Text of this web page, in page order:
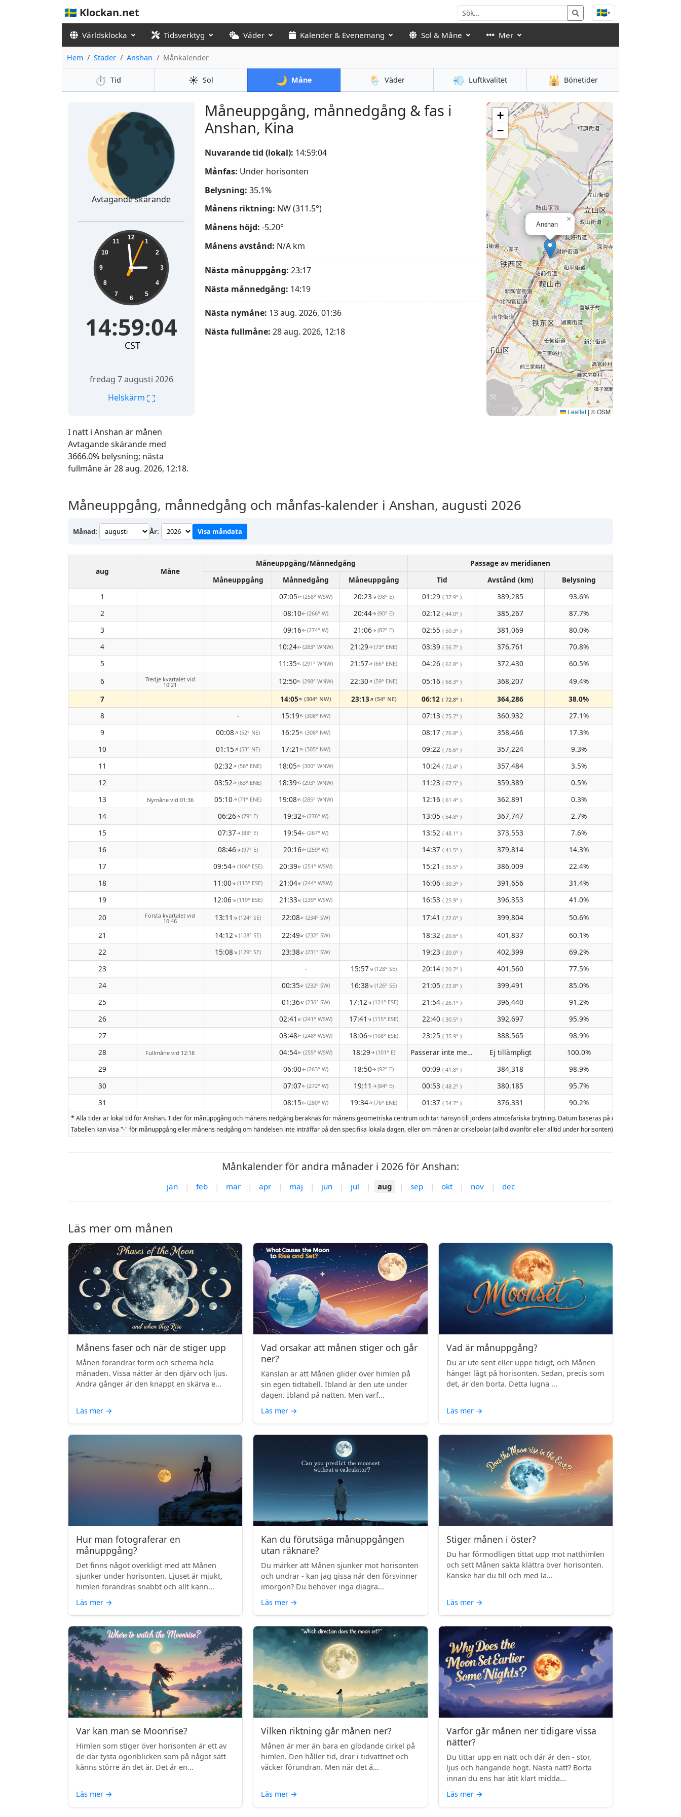
🇸🇪 Klockan.net 🇸🇪▾
Världsklocka Tidsverktyg Väder Kalender & Evenemang Sol & Måne Mer
Hem Städer Anshan Månkalender
⏱️ Tid ☀️ Sol 🌙 Måne 🌦️ Väder 💨 Luftkvalitet 🕌 Bönetider
Måneuppgång, månnedgång & fas i
Anshan, Kina
I natt i Anshan är månen
Avtagande skärande med
3666.0% belysning; nästa
fullmåne är 28 aug. 2026, 12:18.
🌘
Avtagande skärande
14:59:05 12
1
2
3
4
5
6
7
8
9
10
11
14:59:05
CST
fredag 7 augusti 2026
Helskärm ⛶
Nuvarande tid (lokal): 14:59:05
Månfas: Under horisonten
Belysning: 35.1%
Månens riktning: NW (311.5°)
Månens höjd: -5.20°
Månens avstånd: N/A km
Nästa månuppgång: 23:17
Nästa månnedgång: 14:19
Nästa nymåne: 13 aug. 2026, 01:36
Nästa fullmåne: 28 aug. 2026, 12:18
Anshan
×
+
−
Leaflet | © OSM
Måneuppgång, månnedgång och månfas-kalender i Anshan, augusti 2026
Månad: År: Visa måndata
aug Måne
Måneuppgång/Månnedgång
Passage av meridianen
Måneuppgång
Månnedgång Måneuppgång Tid Avstånd (km)
Belysning
1
07:05↑(258° WSW) 20:23↑(98° E) 01:29 ( 37.9° ) 389,285
93.6%
2
08:10↑(266° W) 20:44↑ (90° E) 02:12 ( 44.0° ) 385,267
87.7%
3
09:16↑(274° W) 21:06↑(82° E) 02:55 ( 50.3° ) 381,069
80.0%
4
10:24↑(283° WNW) 21:29↑(73° ENE) 03:39 ( 56.7° ) 376,761
70.8%
5
11:35↑(291° WNW) 21:57↑(66° ENE) 04:26 ( 62.8° ) 372,430
60.5%
6
Tredje kvartalet vid
10:21 12:50↑(298° WNW) 22:30↑(59° ENE) 05:16 ( 68.3° ) 368,207
49.4%
7
14:05↑(304° NW) 23:13↑(54° NE) 06:12 ( 72.8° ) 364,286
38.0%
8
- 15:19↑(308° NW) 07:13 ( 75.7° ) 360,932
27.1%
9
00:08↑(52° NE) 16:25↑(308° NW) 08:17 ( 76.8° ) 358,466
17.3%
10
01:15↑(53° NE) 17:21↑(305° NW) 09:22 ( 75.6° ) 357,224
9.3%
11
02:32↑(56° ENE) 18:05↑(300° WNW) 10:24 ( 72.4° ) 357,484
3.5%
12
03:52↑(63° ENE) 18:39↑(293° WNW) 11:23 ( 67.5° ) 359,389
0.5%
13
Nymåne vid 01:36 05:10↑(71° ENE) 19:08↑(285° WNW) 12:16 ( 61.4° ) 362,891
0.3%
14
06:26↑(79° E) 19:32↑(276° W) 13:05 ( 54.8° ) 367,747
2.7%
15
07:37↑(88° E) 19:54↑(267° W) 13:52 ( 48.1° ) 373,553
7.6%
16
08:46↑(97° E) 20:16↑(259° W) 14:37 ( 41.5° ) 379,814
14.3%
17
09:54↑(106° ESE) 20:39↑(251° WSW) 15:21 ( 35.5° ) 386,009
22.4%
18
11:00↑(113° ESE) 21:04↑(244° WSW) 16:06 ( 30.3° ) 391,656
31.4%
19
12:06↑(119° ESE) 21:33↑(239° WSW) 16:53 ( 25.9° ) 396,353
41.0%
20
Första kvartalet vid
10:46 13:11↑(124° SE) 22:08↑(234° SW) 17:41 ( 22.6° ) 399,804
50.6%
21
14:12↑(128° SE) 22:49↑(232° SW) 18:32 ( 20.6° ) 401,837
60.1%
22
15:08↑(129° SE) 23:38↑(231° SW) 19:23 ( 20.0° ) 402,399
69.2%
23
- 15:57↑(128° SE) 20:14 ( 20.7° ) 401,560
77.5%
24
00:35↑(232° SW) 16:38↑(126° SE) 21:05 ( 22.8° ) 399,491
85.0%
25
01:36↑(236° SW) 17:12↑(121° ESE) 21:54 ( 26.1° ) 396,440
91.2%
26
02:41 ↑(241° WSW) 17:41 ↑(115° ESE) 22:40 ( 30.5° ) 392,697
95.9%
27
03:48↑(248° WSW) 18:06↑(108° ESE) 23:25 ( 35.9° ) 388,565
98.9%
28
Fullmåne vid 12:18 04:54↑(255° WSW) 18:29↑(101° E) Passerar inte meridianen ( Ej tillämpligt )
Ej tillämpligt
100.0%
29
06:00↑(263° W) 18:50↑(92° E) 00:09 ( 41.8° ) 384,318
98.9%
30
07:07↑(272° W) 19:11 ↑(84° E) 00:53 ( 48.2° ) 380,185
95.7%
31
08:15↑(280° W) 19:34↑(76° ENE) 01:37 ( 54.7° ) 376,331 90.2%
* Alla tider är lokal tid för Anshan. Tider för månuppgång och månens nedgång beräknas för månens geometriska centrum och tar hänsyn till jordens atmosfäriska brytning. Datum baseras på den gregorianska
Tabellen kan visa "-" för månuppgång eller månens nedgång om händelsen inte inträffar på den specifika lokala dagen, eller om månen är cirkelpolar (alltid ovanför eller alltid under horisonten). Två månuppgångar
Månkalender för andra månader i 2026 för Anshan:
jan | feb | mar | apr | maj | jun | jul | aug | sep | okt | nov | dec
Läs mer om månen
Månens faser och när de stiger upp
Månen förändrar form och schema hela
månaden. Vissa nätter är den djärv och ljus.
Andra gånger är den knappt en skärva e...
Läs mer →
Vad orsakar att månen stiger och går
ner?
Känslan är att Månen glider över himlen på
sin egen tidtabell. Ibland är den ute under
dagen. Ibland på natten. Men varf...
Läs mer →
Vad är månuppgång?
Du är ute sent eller uppe tidigt, och Månen
hänger lågt på horisonten. Sedan, precis som
det, är den borta. Detta lugna ...
Läs mer →
Hur man fotograferar en
månuppgång?
Det finns något overkligt med att Månen
sjunker under horisonten. Ljuset är mjukt,
himlen förändras snabbt och allt känn...
Läs mer →
Kan du förutsäga månuppgången
utan räknare?
Du märker att Månen sjunker mot horisonten
och undrar - kan jag gissa när den försvinner
imorgon? Du behöver inga diagra...
Läs mer →
Stiger månen i öster?
Du har förmodligen tittat upp mot natthimlen
och sett Månen sakta klättra över horisonten.
Kanske har du till och med la...
Läs mer →
Var kan man se Moonrise?
Himlen som stiger över horisonten är ett av
de där tysta ögonblicken som på något sätt
känns större än det är. Det är en...
Läs mer →
Vilken riktning går månen ner?
Månen är mer än bara en glödande cirkel på
himlen. Den håller tid, drar i tidvattnet och
väcker förundran. Men när det ä...
Läs mer →
Varför går månen ner tidigare vissa
nätter?
Du tittar upp en natt och där är den - stor,
ljus och hängande högt. Nästa natt? Borta
innan du ens har ätit klart midda...
Läs mer →